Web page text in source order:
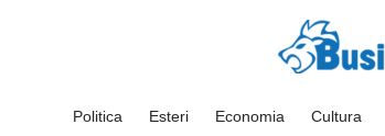
Politica Esteri Economia Cultura